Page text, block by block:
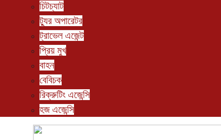
চিটচ্যাট
ট্যুর অপারেটর
ট্রাভেল এজেন্ট
প্রিয় মুখ
বাহন
বেবিচক
রিক্রুটিং এজেন্সি
হজ এজেন্সি